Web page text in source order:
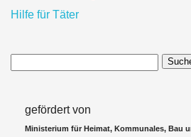
Hilfe für Täter
gefördert von
Ministerium für Heimat, Kommunales, Bau